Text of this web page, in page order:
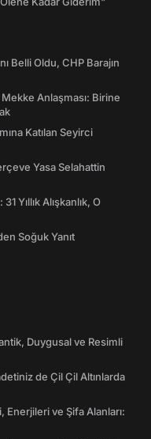
Belli Oldu, CHP Barajın
Anlaşması: Birine
Katılan Seyirci
Yasa Selahattin
Yıllık Alışkanlık, O
Soğuk Yanıt
Duygusal ve Resimli
de Çil Çil Altınlarda
Enerjileri ve Şifa Alanları: